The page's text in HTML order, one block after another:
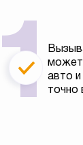
авто и
точно